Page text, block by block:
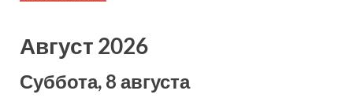
Август 2026
Суббота, 8 августа